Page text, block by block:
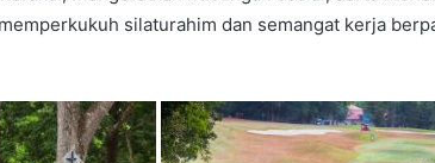
silaturahim dan semangat kerja